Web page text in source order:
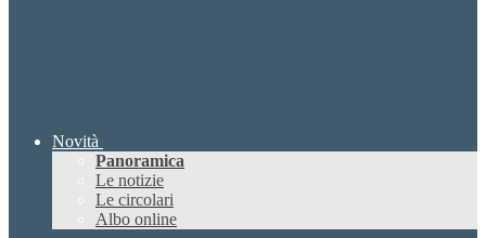
Novità
Panoramica
Le notizie
Le circolari
Albo online